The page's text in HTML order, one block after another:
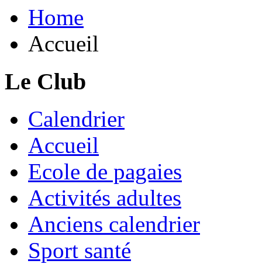
Home
Accueil
Le Club
Calendrier
Accueil
Ecole de pagaies
Activités adultes
Anciens calendrier
Sport santé